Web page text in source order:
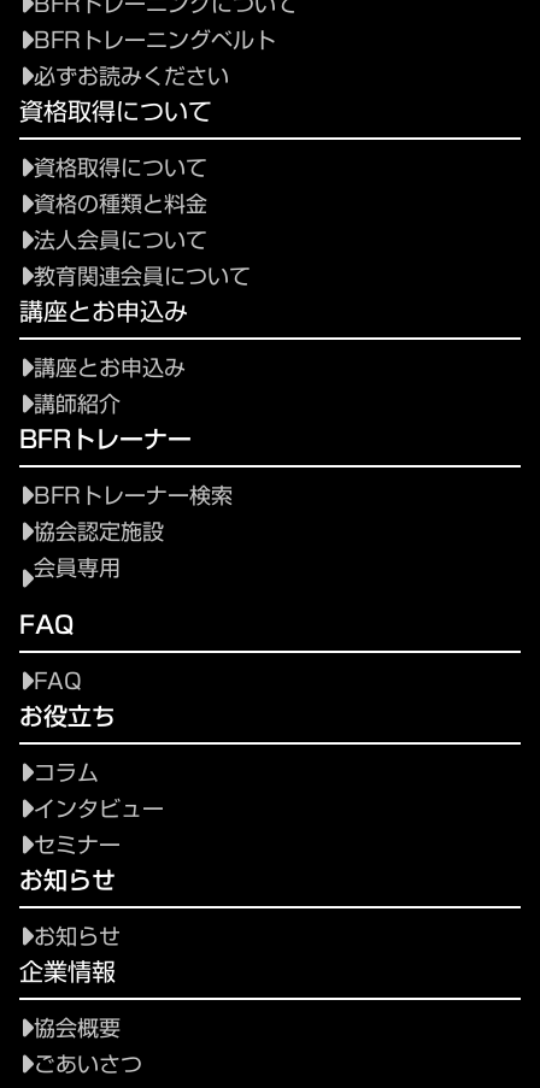
BFRトレーニングベルト
必ずお読みください
資格取得について
資格取得について
資格の種類と料金
法人会員について
教育関連会員について
講座とお申込み
講座とお申込み
講師紹介
BFRトレーナー
BFRトレーナー検索
協会認定施設
会員専用
FAQ
FAQ
お役立ち
コラム
インタビュー
セミナー
お知らせ
お知らせ
企業情報
協会概要
ごあいさつ